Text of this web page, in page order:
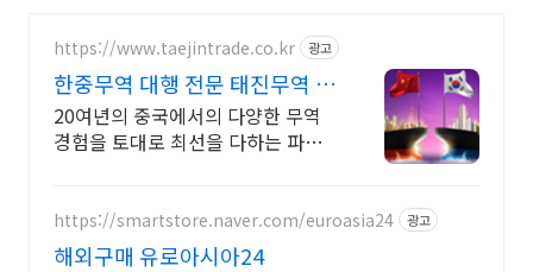
https://www.taejintrade.co.kr 광고
한중무역 대행 전문 태진무역 한
중무역 대행 전문
20여년의 중국에서의 다양한 무역
경험을 토대로 최선을 다하는 파트
https://smartstore.naver.com/euroasia24 광고
해외구매 유로아시아24